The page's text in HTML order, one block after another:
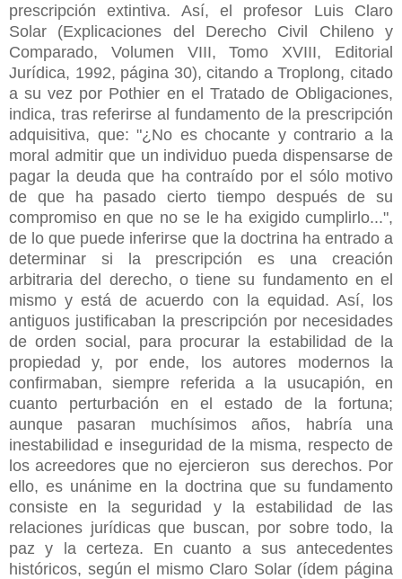
prescripción extintiva. Así, el profesor Luis Claro
Solar (Explicaciones del Derecho Civil Chileno y
Comparado, Volumen VIII, Tomo XVIII, Editorial
Jurídica, 1992, página 30), citando a Troplong, citado
a su vez por Pothier en el Tratado de Obligaciones,
indica, tras referirse al fundamento de la prescripción
adquisitiva, que: "¿No es chocante y contrario a la
moral admitir que un individuo pueda dispensarse de
pagar la deuda que ha contraído por el sólo motivo
de que ha pasado cierto tiempo después de su
compromiso en que no se le ha exigido cumplirlo...",
de lo que puede inferirse que la doctrina ha entrado a
determinar si la prescripción es una creación
arbitraria del derecho, o tiene su fundamento en el
mismo y está de acuerdo con la equidad. Así, los
antiguos justificaban la prescripción por necesidades
de orden social, para procurar la estabilidad de la
propiedad y, por ende, los autores modernos la
confirmaban, siempre referida a la usucapión, en
cuanto perturbación en el estado de la fortuna;
aunque pasaran muchísimos años, habría una
inestabilidad e inseguridad de la misma, respecto de
los acreedores que no ejercieron sus derechos. Por
ello, es unánime en la doctrina que su fundamento
consiste en la seguridad y la estabilidad de las
relaciones jurídicas que buscan, por sobre todo, la
paz y la certeza. En cuanto a sus antecedentes
históricos, según el mismo Claro Solar (ídem página